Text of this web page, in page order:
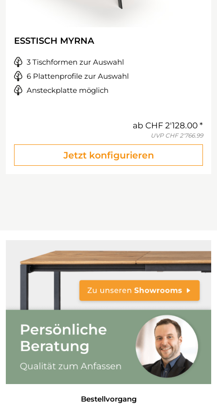
ESSTISCH MYRNA
3 Tischformen zur Auswahl
6 Plattenprofile zur Auswahl
Ansteckplatte möglich
ab CHF 2'128.00
UVP CHF 2'766.99
Jetzt konfigurieren
Bestellvorgang